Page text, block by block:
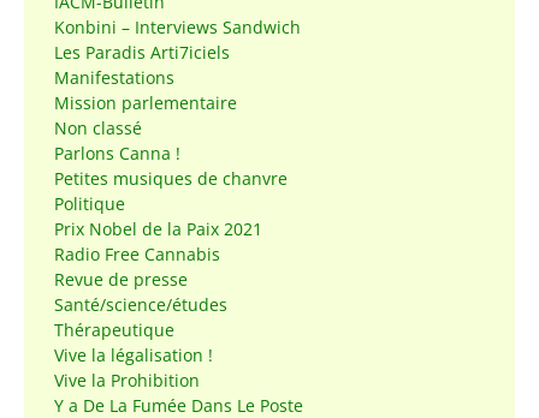
Konbini – Interviews Sandwich
Les Paradis Arti7iciels
Manifestations
Mission parlementaire
Non classé
Parlons Canna !
Petites musiques de chanvre
Politique
Prix Nobel de la Paix 2021
Radio Free Cannabis
Revue de presse
Santé/science/études
Thérapeutique
Vive la légalisation !
Vive la Prohibition
Y a De La Fumée Dans Le Poste